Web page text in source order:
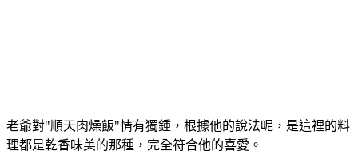
老爺對"順天肉燥飯"情有獨鍾，根據他的說法呢，是這裡的料
理都是乾香味美的那種，完全符合他的喜愛。